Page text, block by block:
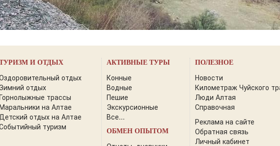
И ОТДЫХ
отдых
отдых
трассы
на Алтае
отдых на Алтае
туризм
АКТИВНЫЕ ТУРЫ
Конные
Водные
Пешие
Экскурсионные
Все...
ОБМЕН ОПЫТОМ
ПОЛЕЗНОЕ
Новости
Километраж Чуйского
Люди Алтая
Справочная
Реклама на сайте
Обратная связь
Личный кабинет